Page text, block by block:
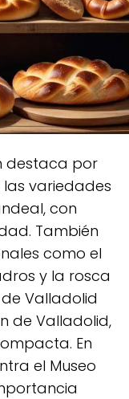
destaca por
variedades
con
También
como el
y la rosca
Valladolid
de Valladolid,
En
el Museo